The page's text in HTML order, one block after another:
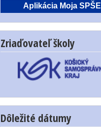
Aplikácia Moja SPŠE
Zriaďovateľ školy
Dôležité dátumy